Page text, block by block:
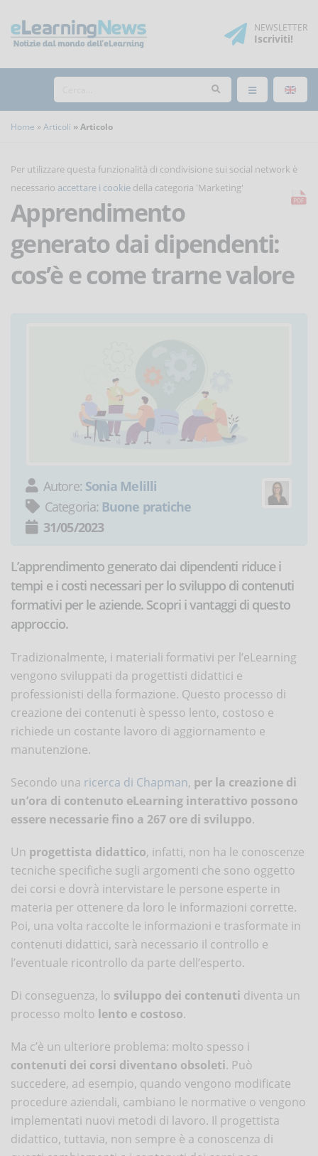
NEWSLETTER
Iscriviti!
Home Articoli Articolo
Per utilizzare questa funzionalità di condivisione sui social network è
necessario accettare i cookie della categoria 'Marketing'
Apprendimento
generato dai dipendenti:
cos’è e come trarne valore
Autore: Sonia Melilli
Categoria: Buone pratiche
31/05/2023
L’apprendimento generato dai dipendenti riduce i
tempi e i costi necessari per lo sviluppo di contenuti
formativi per le aziende. Scopri i vantaggi di questo
approccio.
Tradizionalmente, i materiali formativi per l’eLearning
vengono sviluppati da progettisti didattici e
professionisti della formazione. Questo processo di
creazione dei contenuti è spesso lento, costoso e
richiede un costante lavoro di aggiornamento e
manutenzione.
Secondo una ricerca di Chapman, per la creazione di
un’ora di contenuto eLearning interattivo possono
essere necessarie fino a 267 ore di sviluppo.
Un progettista didattico, infatti, non ha le conoscenze
tecniche specifiche sugli argomenti che sono oggetto
dei corsi e dovrà intervistare le persone esperte in
materia per ottenere da loro le informazioni corrette.
Poi, una volta raccolte le informazioni e trasformate in
contenuti didattici, sarà necessario il controllo e
l’eventuale ricontrollo da parte dell’esperto.
Di conseguenza, lo sviluppo dei contenuti diventa un
processo molto lento e costoso.
Ma c’è un ulteriore problema: molto spesso i
contenuti dei corsi diventano obsoleti. Può
succedere, ad esempio, quando vengono modificate
procedure aziendali, cambiano le normative o vengono
implementati nuovi metodi di lavoro. Il progettista
didattico, tuttavia, non sempre è a conoscenza di